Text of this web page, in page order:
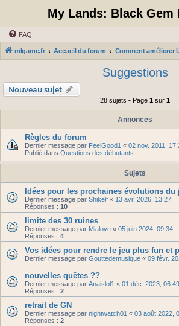
My Lands: Black Gem
FAQ
mlgame.fr Accueil du forum
Suggestions
Nouveau sujet
28 sujets • Page 1 sur 1
Annonces
Règles du forum
Dernier message par FeelGood1 « 02 nov. 2011,
Publié dans Questions des débutants
Sujets
Idées pour les prochaines évolutions du
Dernier message par Shikelf « 13 avr. 2026, 13:27
Réponses : 10
limite des 30 ruines
Dernier message par Mialove « 05 juin 2024, 09:34
Réponses : 4
Vos idées pour rendre le jeu plus fun et
Dernier message par Gouttedemusique « 09 févr.
nouvelles quêtes ??
Dernier message par Anaislol1 « 01 déc. 2023, 06:49
Réponses : 2
retrait de GN
Dernier message par nightwatch01 « 03 août 2022,
Réponses : 2